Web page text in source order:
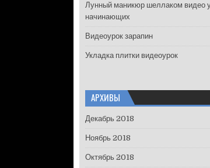
Лунный маникюр шеллаком видео
начинающих
Видеоурок зарапин
Укладка плитки видеоурок
АРХИВЫ
Декабрь 2018
Ноябрь 2018
Октябрь 2018